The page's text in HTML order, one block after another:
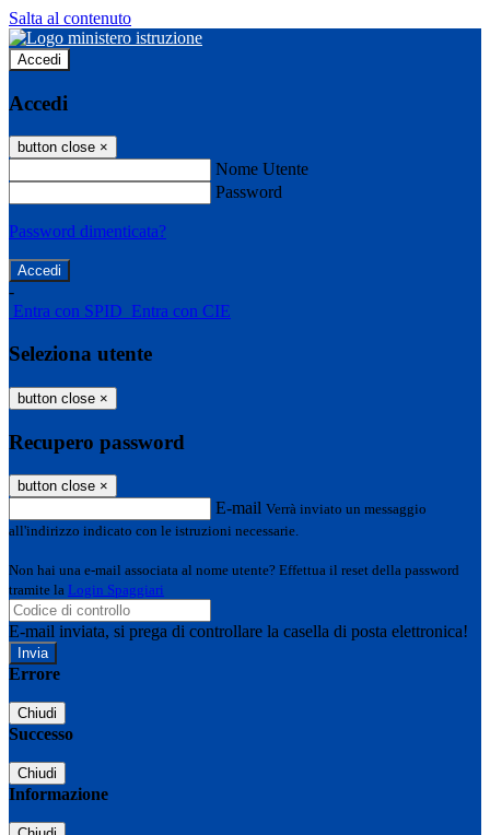
Salta al contenuto
Accedi
Accedi
button close ×
Nome Utente
Password
Password dimenticata?
-
Entra con SPID Entra con CIE
Seleziona utente
button close ×
Recupero password
button close ×
E-mail Verrà inviato un messaggio
all'indirizzo indicato con le istruzioni necessarie.
Non hai una e-mail associata al nome utente? Effettua il reset della password
tramite la Login Spaggiari
E-mail inviata, si prega di controllare la casella di posta elettronica!
Errore
Chiudi
Successo
Chiudi
Informazione